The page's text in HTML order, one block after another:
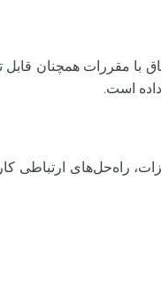
با مقررات همچنان
ارتباطی